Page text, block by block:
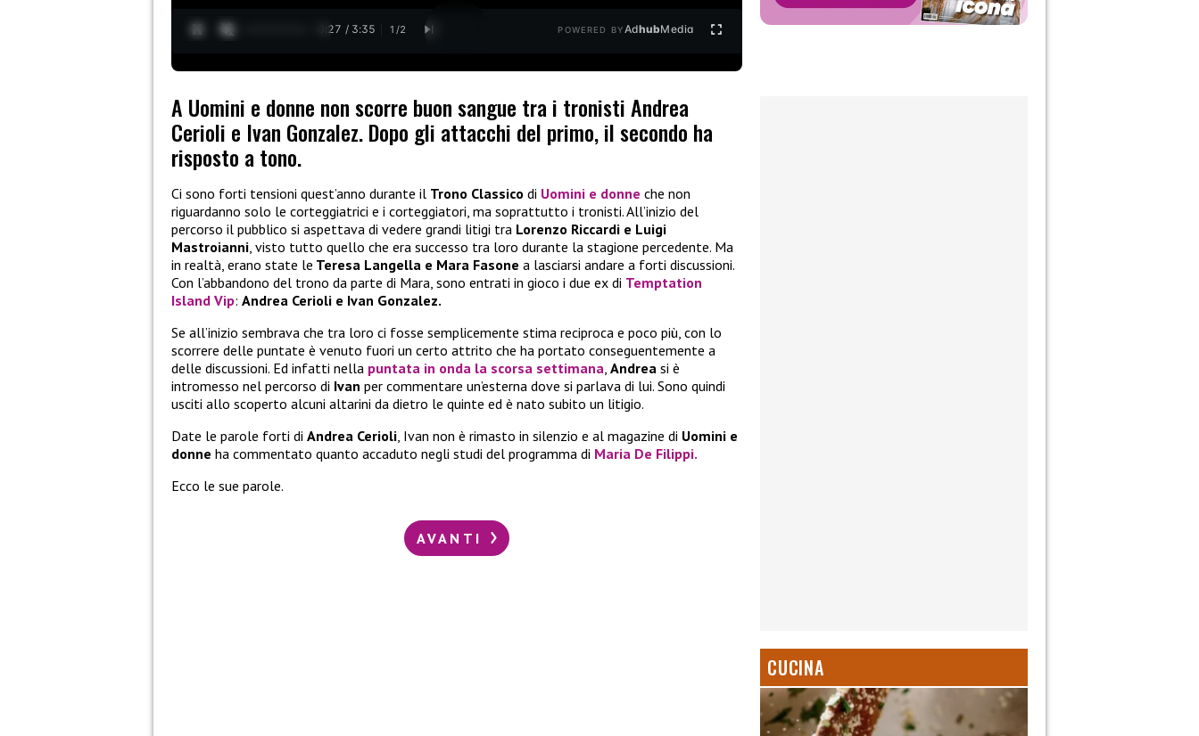
0:28 / 3:35 1 /2 POWERED BYAdhubMedia
A Uomini e donne non scorre buon sangue tra i tronisti Andrea
Cerioli e Ivan Gonzalez. Dopo gli attacchi del primo, il secondo ha
risposto a tono.
Ci sono forti tensioni quest’anno durante il Trono Classico di Uomini e donne che non
riguardanno solo le corteggiatrici e i corteggiatori, ma soprattutto i tronisti. All’inizio del
percorso il pubblico si aspettava di vedere grandi litigi tra Lorenzo Riccardi e Luigi
Mastroianni, visto tutto quello che era successo tra loro durante la stagione percedente. Ma
in realtà, erano state le Teresa Langella e Mara Fasone a lasciarsi andare a forti discussioni.
Con l’abbandono del trono da parte di Mara, sono entrati in gioco i due ex di Temptation
Island Vip: Andrea Cerioli e Ivan Gonzalez.
Se all’inizio sembrava che tra loro ci fosse semplicemente stima reciproca e poco più, con lo
scorrere delle puntate è venuto fuori un certo attrito che ha portato conseguentemente a
delle discussioni. Ed infatti nella puntata in onda la scorsa settimana, Andrea si è
intromesso nel percorso di Ivan per commentare un’esterna dove si parlava di lui. Sono quindi
usciti allo scoperto alcuni altarini da dietro le quinte ed è nato subito un litigio.
Date le parole forti di Andrea Cerioli, Ivan non è rimasto in silenzio e al magazine di Uomini e
donne ha commentato quanto accaduto negli studi del programma di Maria De Filippi.
Ecco le sue parole.
AVANTI
CUCINA